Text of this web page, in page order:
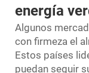
energía
Algunos
con firmeza el
Estos países
puedan seguir